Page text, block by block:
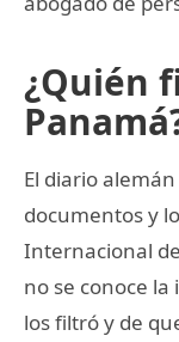
¿Quién
El diario
documentos y
Internacional
no se conoce
los filtró y de